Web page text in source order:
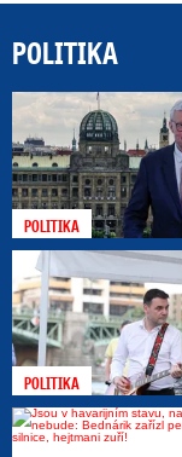
POLITIKA
POLITIKA
POLITIKA